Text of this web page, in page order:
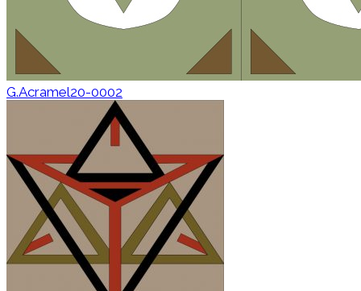
G.Acramel20-0002